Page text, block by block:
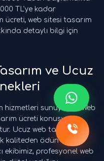
TL'ye kadar
ücreti, web sitesi tasarım
detaylı bilgi için
ve Ucuz
hizmetleri sunuyoruz. Web
ücreti konusunda
Ucuz web tasarım
kaliteden ödün
ekibimiz, profesyonel web